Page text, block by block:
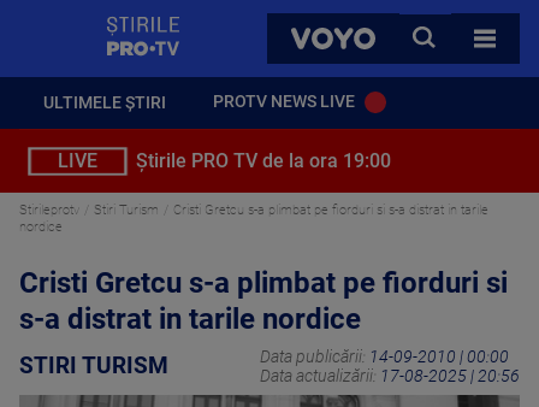
VOYO
CAUTA
TOATE
ULTIMELE ȘTIRI PROTV NEWS LIVE
LIVE Știrile PRO TV de la ora 19:00
Stirileprotv Stiri Turism
Cristi Gretcu s-a plimbat pe fiorduri si s-a distrat in tarile
nordice
Cristi Gretcu s-a plimbat pe fiorduri si
s-a distrat in tarile nordice
STIRI TURISM Data publicării: 14-09-2010 | 00:00
Data actualizării: 17-08-2025 | 20:56